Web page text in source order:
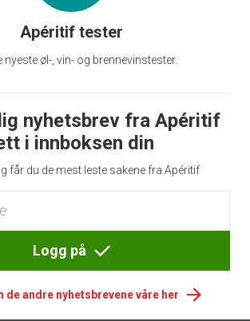
Apéritif tester
nyeste øl-, vin- og brennevinstester.
nyhetsbrev fra Apéritif
i innboksen din
får du de mest leste sakene fra Apéritif
Logg på
de andre nyhetsbrevene våre her